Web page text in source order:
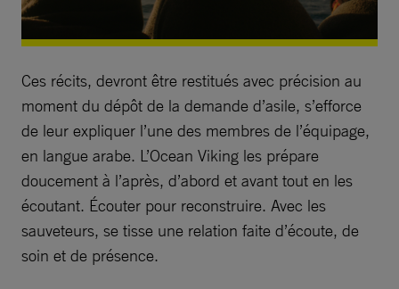
Ces récits, devront être restitués avec précision au
moment du dépôt de la demande d’asile, s’efforce
de leur expliquer l’une des membres de l’équipage,
en langue arabe. L’Ocean Viking les prépare
doucement à l’après, d’abord et avant tout en les
écoutant. Écouter pour reconstruire. Avec les
sauveteurs, se tisse une relation faite d’écoute, de
soin et de présence.